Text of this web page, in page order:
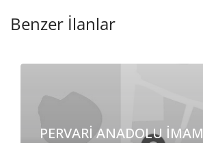
Benzer İlanlar
PERVARİ ANADOLU İMAM